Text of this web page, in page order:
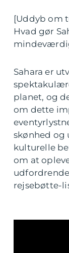
[Uddyb om
Hvad gør
Sahara er
planet, og
om dette
skønhed og
kulturelle
om at
rejsebøtte-